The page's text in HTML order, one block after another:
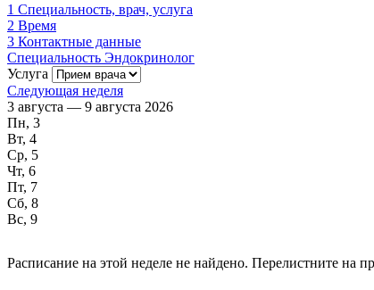
1 Специальность, врач, услуга
2 Время
3 Контактные данные
Специальность Эндокринолог
Услуга
Следующая неделя
3 августа — 9 августа 2026
Пн, 3
Вт, 4
Ср, 5
Чт, 6
Пт, 7
Сб, 8
Вс, 9
Расписание на этой неделе не найдено. Перелистните